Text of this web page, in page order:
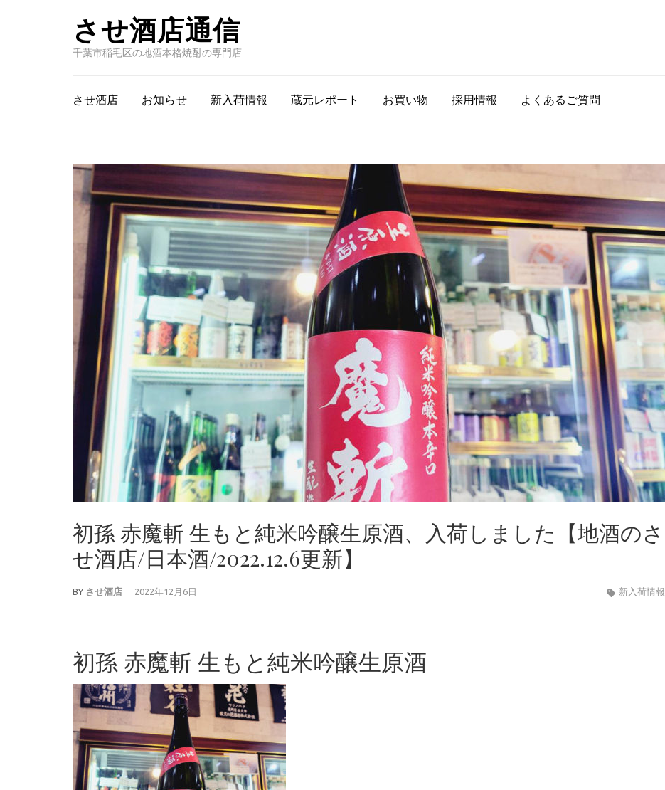
させ酒店通信
千葉市稲毛区の地酒本格焼酎の専門店
させ酒店 お知らせ 新入荷情報 蔵元レポート お買い物 採用情報 よくあるご質問
初孫 赤魔斬 生もと純米吟醸生原酒、入荷しました【地酒のさ
せ酒店/日本酒/2022.12.6更新】
BY させ酒店 2022年12月6日 新入荷情報
初孫 赤魔斬 生もと純米吟醸生原酒